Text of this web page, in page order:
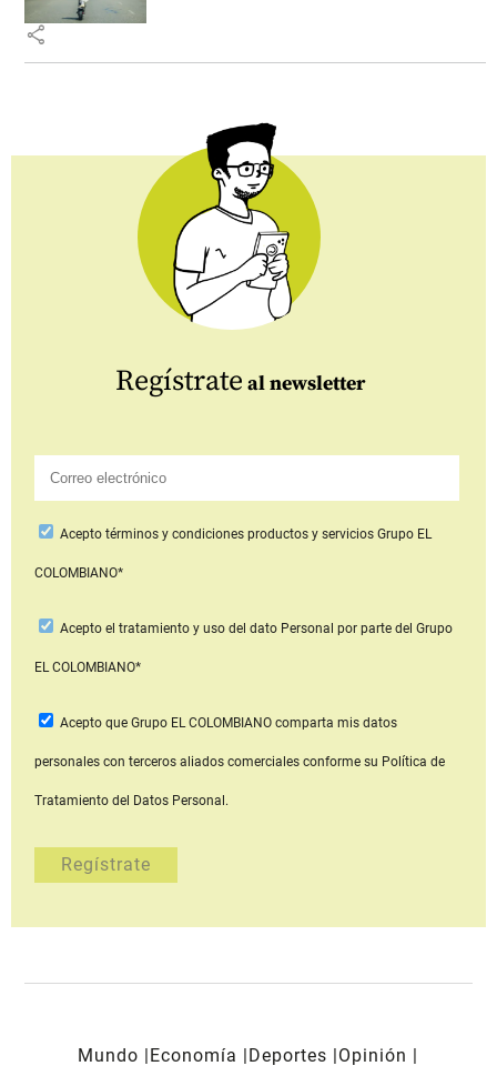
share
Regístrate al newsletter
Aceptotérminos y condiciones productos y serviciosGrupo EL
COLOMBIANO*
Acepto el tratamiento y uso del dato Personal por parte del Grupo
EL COLOMBIANO*
Acepto que Grupo EL COLOMBIANOcomparta mis datos
personales con terceros aliados comerciales conforme su Política de
Tratamiento del Datos Personal.
Mundo Economía Deportes
Opinión